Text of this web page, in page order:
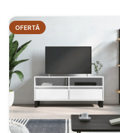
OFERTĂ